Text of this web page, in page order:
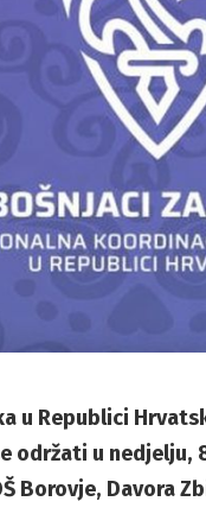
u Republici
održati u
Borovje, Davora